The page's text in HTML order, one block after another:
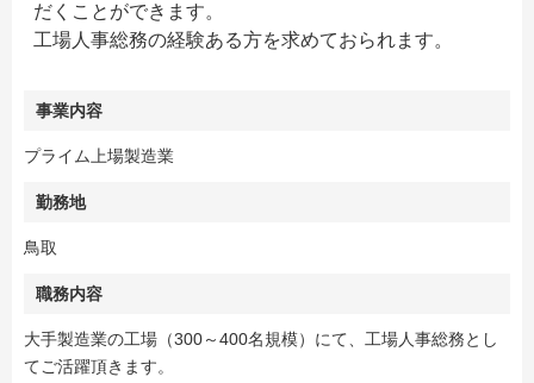
だくことができます。
工場人事総務の経験ある方を求めておられます。
事業内容
プライム上場製造業
勤務地
鳥取
職務内容
大手製造業の工場（300～400名規模）にて、工場人事総務とし
てご活躍頂きます。